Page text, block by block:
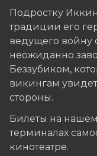
Подростку
традиции его
ведущего войну
неожиданно
Беззубиком,
викингам
стороны.
Билеты на
терминалах
кинотеатре.